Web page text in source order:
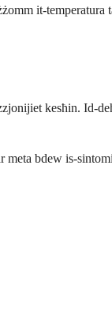
it-
kesħin. Id-
meta bdew is-